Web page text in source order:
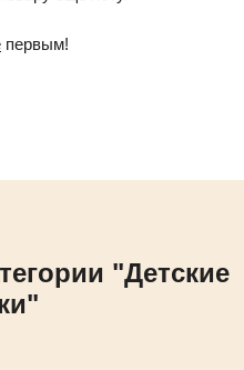
первым!
"Детские